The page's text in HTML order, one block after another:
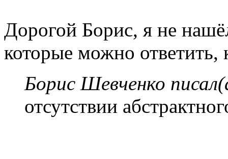
Дорогой Борис, я не
которые можно ответить,
Борис Шевченко
отсутствии